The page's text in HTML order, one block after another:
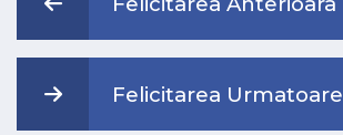
Felicitarea Urmatoare